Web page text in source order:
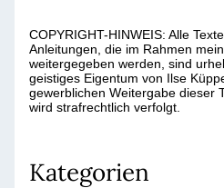
COPYRIGHT-HINWEIS: Alle
Anleitungen, die im Rahmen
weitergegeben werden, sind
geistiges Eigentum von Ilse
gewerblichen Weitergabe dieser
wird strafrechtlich verfolgt.
Kategorien